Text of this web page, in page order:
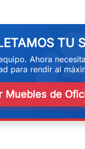
TU
Ahora
para rendir al
Muebles de